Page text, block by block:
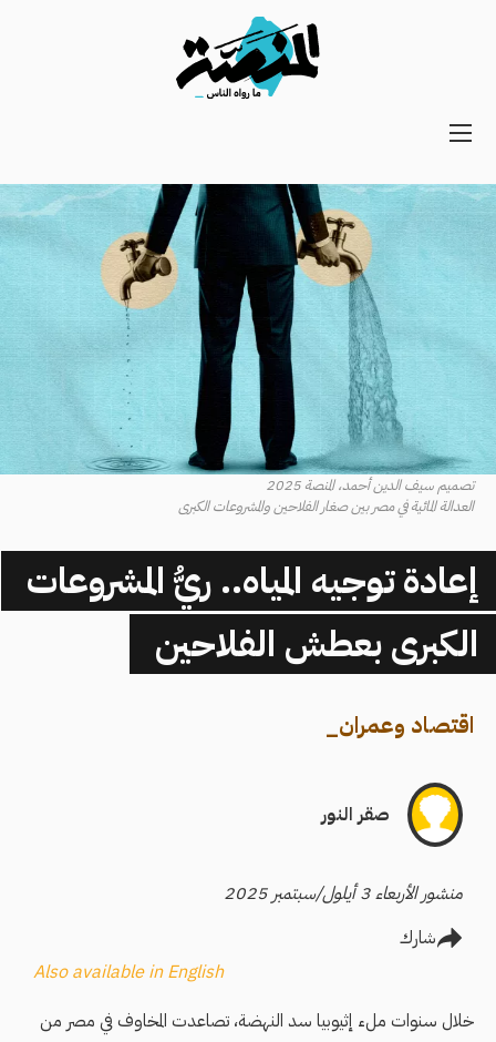
Main
Secondary
Navigation
تصميم سيف الدين أحمد، المنصة 2025
العدالة المائية في مصر بين صغار الفلاحين والمشروعات الكبرى
إعادة توجيه المياه.. ريُّ المشروعات
الكبرى بعطش الفلاحين
اقتصاد وعمران_
صقر النور
منشور الأربعاء 3 أيلول/سبتمبر 2025
شارك
Also available in English
خلال سنوات ملء إثيوبيا سد النهضة، تصاعدت المخاوف في مصر من